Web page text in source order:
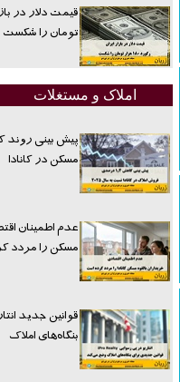
تومان را شکست
املاک و مستغلات
پیش بینی
مسکن در کانادا
عدم اطمینان
مسکن را مردد
قوانین جدید
بنگاه‌های املاک